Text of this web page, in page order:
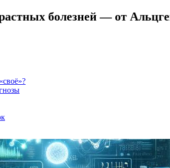
болезней — от